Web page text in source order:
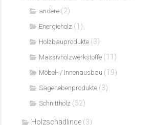
andere (2)
Energieholz (1)
Holzbauprodukte (3)
Massivholzwerkstoffe (11)
Möbel- / Innenausbau (19)
Sägenebenprodukte (3)
Schnittholz (52)
Holzschädlinge (3)